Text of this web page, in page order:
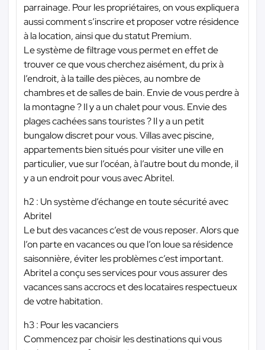
parrainage. Pour les propriétaires, on vous expliquera
aussi comment s’inscrire et proposer votre résidence
à la location, ainsi que du statut Premium.
Le système de filtrage vous permet en effet de
trouver ce que vous cherchez aisément, du prix à
l’endroit, à la taille des pièces, au nombre de
chambres et de salles de bain. Envie de vous perdre à
la montagne ? Il y a un chalet pour vous. Envie des
plages cachées sans touristes ? Il y a un petit
bungalow discret pour vous. Villas avec piscine,
appartements bien situés pour visiter une ville en
particulier, vue sur l’océan, à l’autre bout du monde, il
y a un endroit pour vous avec Abritel.
h2 : Un système d’échange en toute sécurité avec
Abritel
Le but des vacances c’est de vous reposer. Alors que
l’on parte en vacances ou que l’on loue sa résidence
saisonnière, éviter les problèmes c’est important.
Abritel a conçu ses services pour vous assurer des
vacances sans accrocs et des locataires respectueux
de votre habitation.
h3 : Pour les vacanciers
Commencez par choisir les destinations qui vous